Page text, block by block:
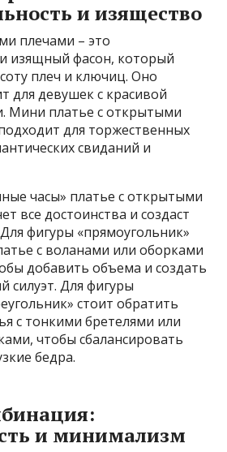
и изящество
плечами – это
изящный фасон, который
плеч и ключиц. Оно
для девушек с красивой
Мини платье с открытыми
для торжественных
свиданий и
часы» платье с открытыми
все достоинства и создаст
фигуры «прямоугольник»
с воланами или оборками
добавить объема и создать
силуэт. Для фигуры
стоит обратить
с тонкими бретелями или
чтобы сбалансировать
бедра.
и минимализм